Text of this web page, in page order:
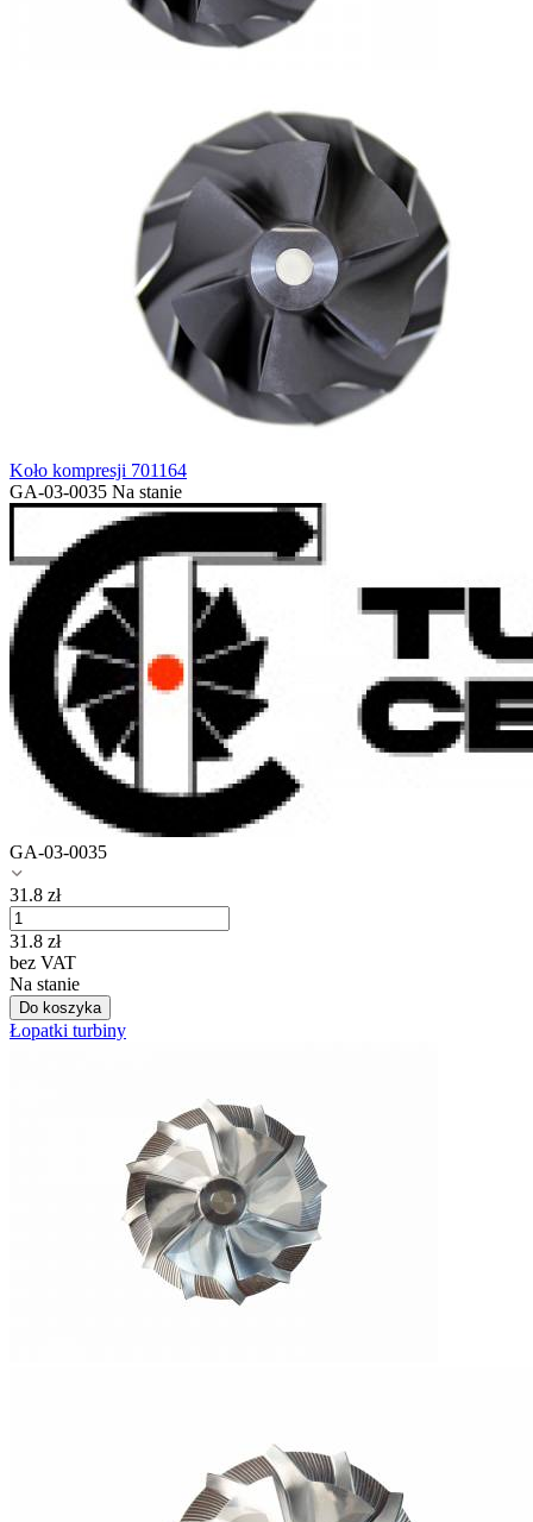
Koło kompresji 701164
GA-03-0035 Na stanie
GA-03-0035
31.8 zł
31.8 zł
bez VAT
Na stanie
Do koszyka
Łopatki turbiny